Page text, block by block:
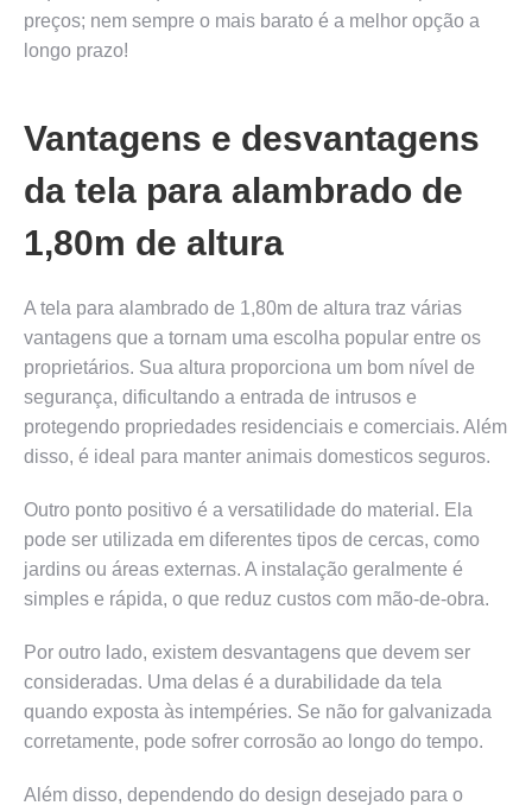
preços; nem sempre o mais barato é a melhor opção a
longo prazo!
Vantagens e desvantagens
da tela para alambrado de
1,80m de altura
A tela para alambrado de 1,80m de altura traz várias
vantagens que a tornam uma escolha popular entre os
proprietários. Sua altura proporciona um bom nível de
segurança, dificultando a entrada de intrusos e
protegendo propriedades residenciais e comerciais. Além
disso, é ideal para manter animais domesticos seguros.
Outro ponto positivo é a versatilidade do material. Ela
pode ser utilizada em diferentes tipos de cercas, como
jardins ou áreas externas. A instalação geralmente é
simples e rápida, o que reduz custos com mão-de-obra.
Por outro lado, existem desvantagens que devem ser
consideradas. Uma delas é a durabilidade da tela
quando exposta às intempéries. Se não for galvanizada
corretamente, pode sofrer corrosão ao longo do tempo.
Além disso, dependendo do design desejado para o